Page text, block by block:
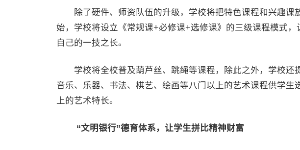
除了硬件、师资队伍的升级，学校将把特色课程和兴趣课
始，学校将设立《常规课+必修课+选修课》的三级课程模式
自己的一技之长。
学校将全校普及葫芦丝、跳绳等课程，除此之外，学校还
音乐、乐器、书法、棋艺、绘画等八门以上的艺术课程供学生
上的艺术特长。
“文明银行”德育体系，让学生拼比精神财富